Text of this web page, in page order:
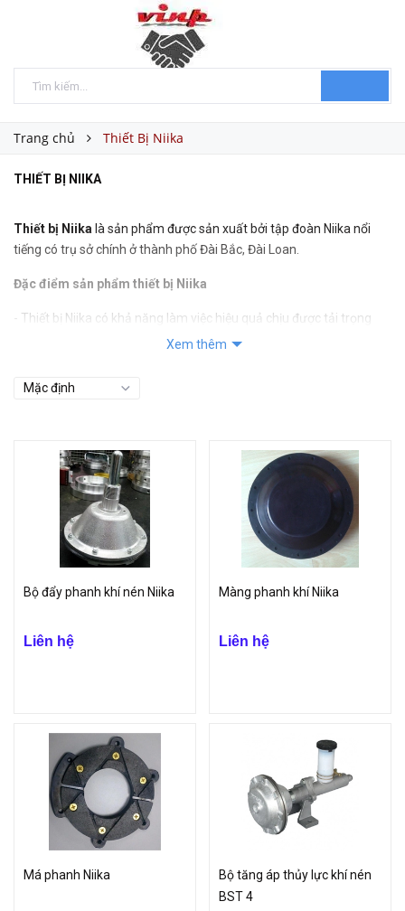
Trang chủ Thiết Bị Niika
THIẾT BỊ NIIKA
Thiết bị Niika là sản phẩm được sản xuất bởi tập đoàn Niika nổi
tiếng có trụ sở chính ở thành phố Đài Bắc, Đài Loan.
Đặc điểm sản phẩm thiết bị Niika
- Thiết bị Niika có khả năng làm việc hiệu quả chịu được tải trọng
cao, chịu được nhiệt độ cao, lắp đặt đơn giản.
tải, container, máy xây dựng, máy cán thép, máy kéo, cần trục,
- Đa dạng về các dòng sản phẩm như máy móc tích hợp điện khí
nén cho băng tải và hệ thống phanh như phanh khí nén, bộ ly hợp
khí nén, phanh làm mát bằng quạt, chuck an toàn, core chuck, trục
khí, hệ thống hướng dẫn cạnh.
- Mỗi sản phẩm đều có những ưu điểm riêng và phục vụ cho mỗi
lĩnh vực khác nhau.
- Khả năng làm việc hiệu quả, nhanh chóng, tuổi thọ cao, lắp đặt
hãng, chất lượng.
Xem thêm
Bộ đẩy phanh khí nén Niika
Liên hệ
Màng phanh khí Niika
Liên hệ
Má phanh Niika
Bộ tăng áp thủy lực khí nén
BST 4